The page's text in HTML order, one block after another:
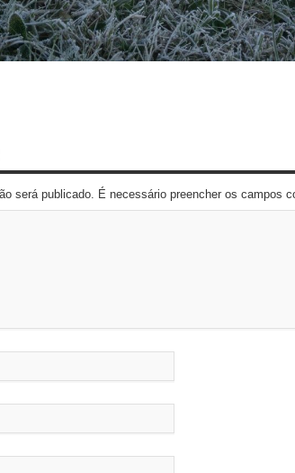
será publicado. É necessário preencher os campos